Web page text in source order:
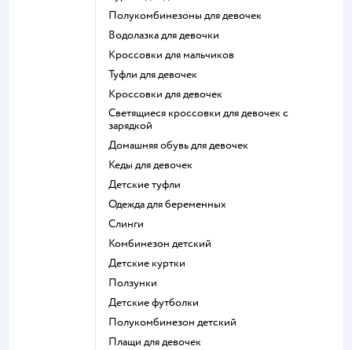
Полукомбинезоны для девочек
Водолазка для девочки
Кроссовки для мальчиков
Туфли для девочек
Кроссовки для девочек
Светящиеся кроссовки для девочек с
зарядкой
Домашняя обувь для девочек
Кеды для девочек
Детские туфли
Одежда для беременных
Слинги
Комбинезон детский
Детские куртки
Ползунки
Детские футболки
Полукомбинезон детский
Плащи для девочек